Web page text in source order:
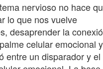
nervioso no hace
lo que nos vuelve
desaprender la
celular emocional
entre un disparador y el